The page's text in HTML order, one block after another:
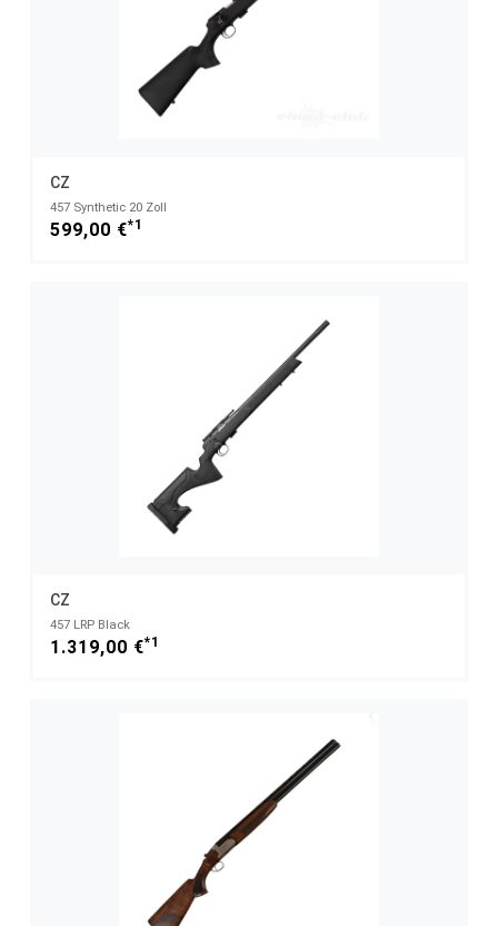
CZ
457 Synthetic 20 Zoll
599,00 €*1
CZ
457 LRP Black
1.319,00 €*1